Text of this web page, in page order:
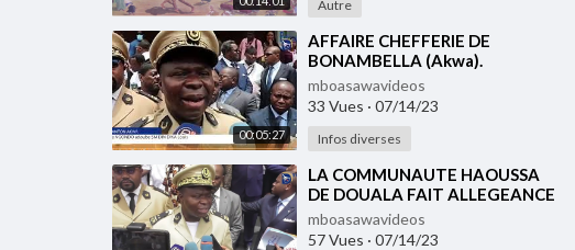
Autre
00:05:27
⁣AFFAIRE CHEFFERIE DE
BONAMBELLA (Akwa).
mboasawavideos
33 Vues · 07/14/23
Infos diverses
⁣LA COMMUNAUTE HAOUSSA
DE DOUALA FAIT ALLEGEANCE
A SM DIN DIKA Louis, ROI DES
AKWA.
mboasawavideos
57 Vues · 07/14/23